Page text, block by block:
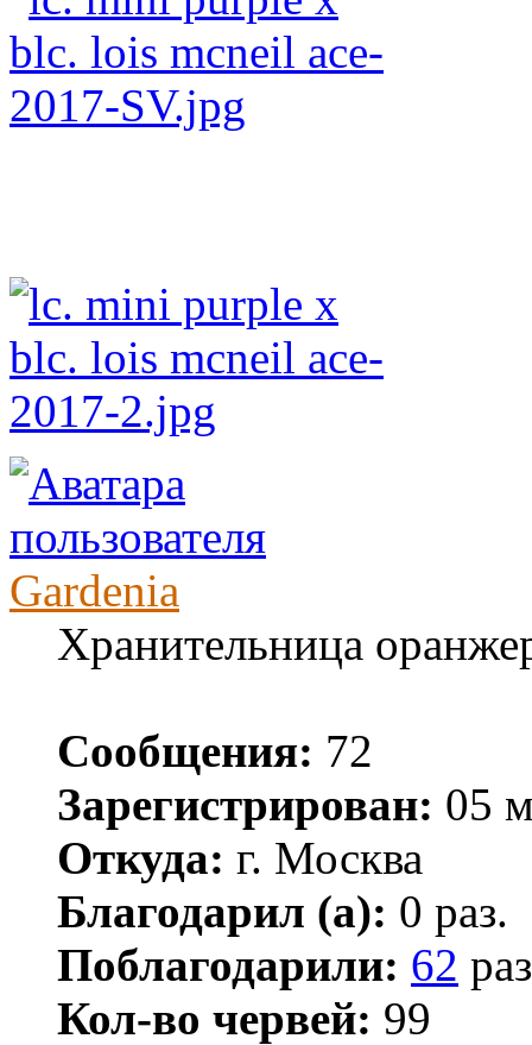
Gardenia
Хранительница
Сообщения: 72
Зарегистрирован: 05
Откуда: г. Москва
Благодарил (а): 0 раз.
Поблагодарили: 62
Кол-во червей: 99